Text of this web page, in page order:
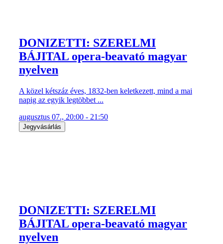
DONIZETTI: SZERELMI
BÁJITAL opera-beavató magyar
nyelven
A közel kétszáz éves, 1832-ben keletkezett, mind a mai
napig az egyik legtöbbet ...
augusztus 07., 20:00 - 21:50
Jegyvásárlás
DONIZETTI: SZERELMI
BÁJITAL opera-beavató magyar
nyelven